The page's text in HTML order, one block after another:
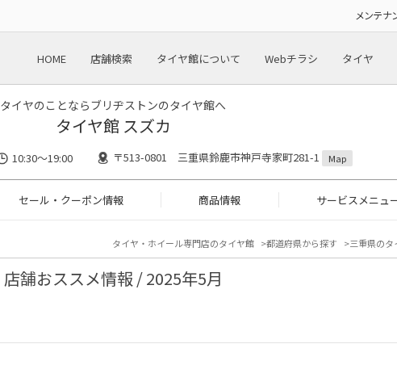
メンテナ
HOME 店舗検索 タイヤ館について Webチラシ タイヤ
タイヤのことならブリヂストンのタイヤ館へ
タイヤ館 スズカ
10:30～19:00 〒513-0801 三重県鈴鹿市神戸寺家町281-1 Map
セール・クーポン情報 商品情報 サービスメニュ
タイヤ・ホイール専門店のタイヤ館 都道府県から探す 三重県のタ
店舗おススメ情報 / 2025年5月